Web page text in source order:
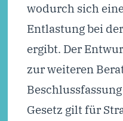
wodurch sich
Entlastung bei
ergibt. Der
zur weiteren
Gesetz gilt für